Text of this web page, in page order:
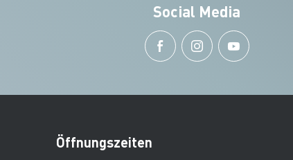
Social Media
Öffnungszeiten